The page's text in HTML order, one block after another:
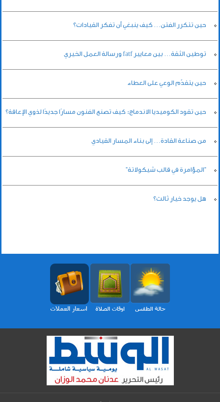
حين تتكرر الفتن… كيف ينبغي أن تفكر القيادات؟
توطين الثقة… بين معايير fatf ورسالة العمل الخيري
حين يتقدّم الوعي على العطاء
حين تقود الكوميديا الاندماج: كيف تصنع الفنون مسارًا جديدًا لذوي الإعاقة؟
من صناعة القادة… إلى بناء المسار القيادي
"المؤامرة في قالب شيكولاتة"
هل يوجد خيار ثالث؟